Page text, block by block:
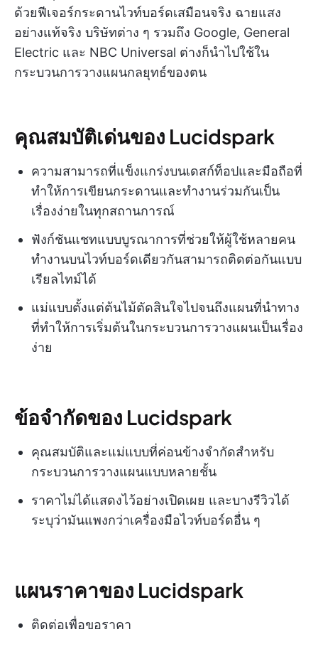
ด้วยฟีเจอร์กระดานไวท์บอร์ดเสมือนจริง ฉายแสง
อย่างแท้จริง บริษัทต่าง ๆ รวมถึง Google, General
Electric และ NBC Universal ต่างก็นำไปใช้ใน
กระบวนการวางแผนกลยุทธ์ของตน
คุณสมบัติเด่นของ Lucidspark
ความสามารถที่แข็งแกร่งบนเดสก์ท็อปและมือถือที่
ทำให้การเขียนกระดานและทำงานร่วมกันเป็น
เรื่องง่ายในทุกสถานการณ์
ฟังก์ชันแชทแบบบูรณาการที่ช่วยให้ผู้ใช้หลายคน
ทำงานบนไวท์บอร์ดเดียวกันสามารถติดต่อกันแบบ
เรียลไทม์ได้
แม่แบบตั้งแต่ต้นไม้ตัดสินใจไปจนถึงแผนที่นำทาง
ที่ทำให้การเริ่มต้นในกระบวนการวางแผนเป็นเรื่อง
ง่าย
ข้อจำกัดของ Lucidspark
คุณสมบัติและแม่แบบที่ค่อนข้างจำกัดสำหรับ
กระบวนการวางแผนแบบหลายชั้น
ราคาไม่ได้แสดงไว้อย่างเปิดเผย และบางรีวิวได้
ระบุว่ามันแพงกว่าเครื่องมือไวท์บอร์ดอื่น ๆ
แผนราคาของ Lucidspark
ติดต่อเพื่อขอราคา